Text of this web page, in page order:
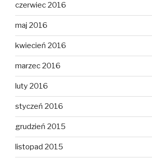
czerwiec 2016
maj 2016
kwiecień 2016
marzec 2016
luty 2016
styczeń 2016
grudzień 2015
listopad 2015